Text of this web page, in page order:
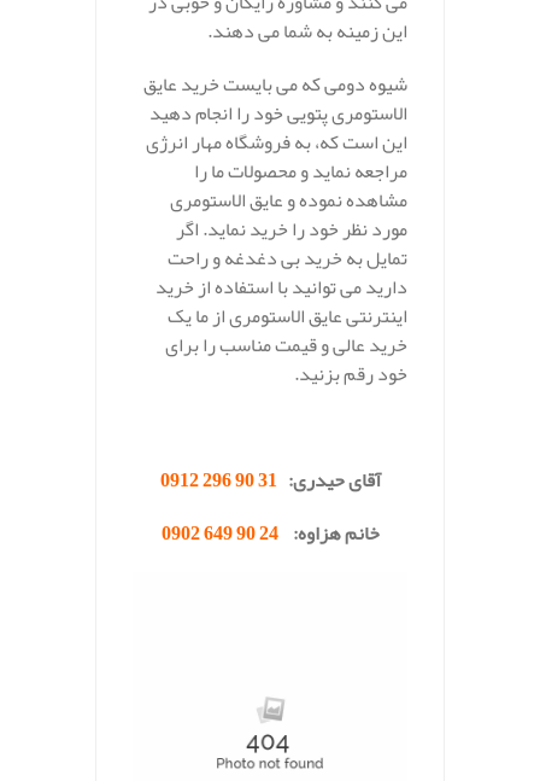
این زمینه به شما می دهند.
شیوه دومی که می بایست خرید عایق
الاستومری پتویی خود را انجام دهید
این است که، به فروشگاه مهار انرژی
مراجعه نماید و محصولات ما را
مشاهده نموده و عایق الاستومری
مورد نظر خود را خرید نماید. اگر
تمایل به خرید بی دغدغه و راحت
دارید می توانید با استفاده از خرید
اینترنتی عایق الاستومری از ما یک
خرید عالی و قیمت مناسب را برای
خود رقم بزنید.
آقای حیدری: 31 90 296 0912
خانم هزاوه:24 90 649 0902